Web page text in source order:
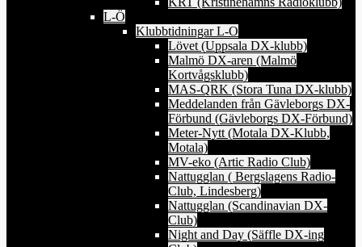
L-Ö
Klubbtidningar L-O
Lövet (Uppsala DX-klubb)
Malmö DX-aren (Malmö
Kortvågsklubb)
MAS-QRK (Stora Tuna DX-klubb)
Meddelanden från Gävleborgs DX-
Förbund (Gävleborgs DX-Förbund)
Meter-Nytt (Motala DX-Klubb,
Motala)
MV-eko (Artic Radio Club)
Nattugglan ( Bergslagens Radio-
Club, Lindesberg)
Nattugglan (Scandinavian DX-
Club)
Night and Day (Säffle DX-ing